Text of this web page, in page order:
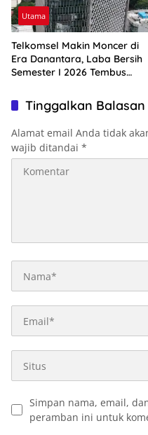
Utama
Telkomsel Makin Moncer di
Era Danantara, Laba Bersih
Semester I 2026 Tembus
Tinggalkan Balasan
Alamat email Anda tidak
wajib ditandai *
Simpan nama, email,
peramban ini untuk